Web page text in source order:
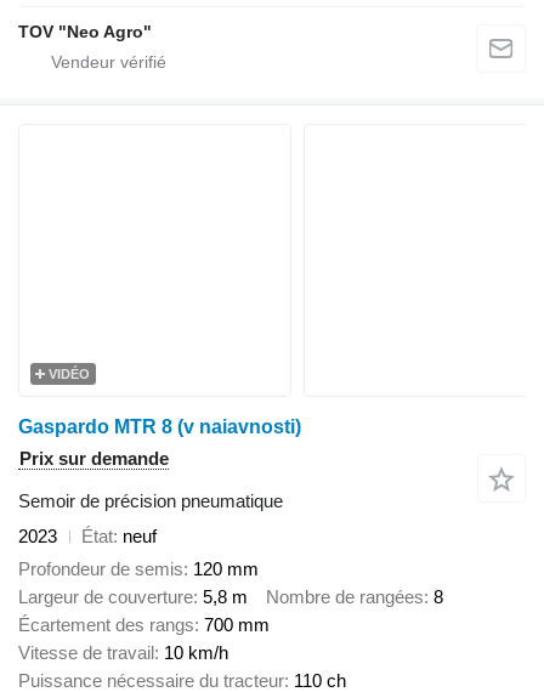
TOV "Neo Agro"
VIDÉO
Gaspardo MTR 8 (v naiavnosti)
Prix sur demande
Semoir de précision pneumatique
2023
État neuf
Profondeur de semis 120 mm
Largeur de couverture 5,8 m Nombre de rangées 8
Écartement des rangs 700 mm
Vitesse de travail 10 km/h
Puissance nécessaire du tracteur 110 ch